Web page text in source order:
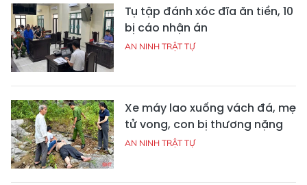
Tụ tập đánh xóc đĩa ăn tiền, 10
bị cáo nhận án
AN NINH TRẬT TỰ
Xe máy lao xuống vách đá, mẹ
tử vong, con bị thương nặng
AN NINH TRẬT TỰ